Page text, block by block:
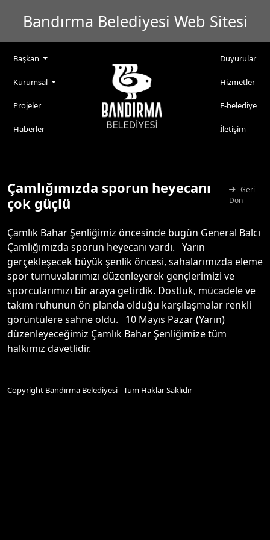
Bandırma Belediyesi Web Sitesi
Başkan
Kurumsal
Projeler
Haberler
Duyurular
Hizmetler
E-belediye
İletişim
Çamlığımızda sporun heyecanı
çok güçlü
Geri
Dön
Çamlık Bahar Şenliğimiz öncesinde bugün General Balcı
Çamlığımızda sporun heyecanı vardı. Yarın
gerçekleşecek büyük şenlik öncesi, sahalarımızda eleme
spor turnuvalarımızı düzenleyerek gençlerimizi ve
sporcularımızı bir araya getirdik. Dostluk, mücadele ve
takım ruhunun ön planda olduğu karşılaşmalar renkli
görüntülere sahne oldu. 10 Mayıs Pazar (Yarın)
düzenleyeceğimiz Çamlık Bahar Şenliğimize tüm
halkımız davetlidir.
Copyright Bandırma Belediyesi - Tüm Haklar Saklıdır